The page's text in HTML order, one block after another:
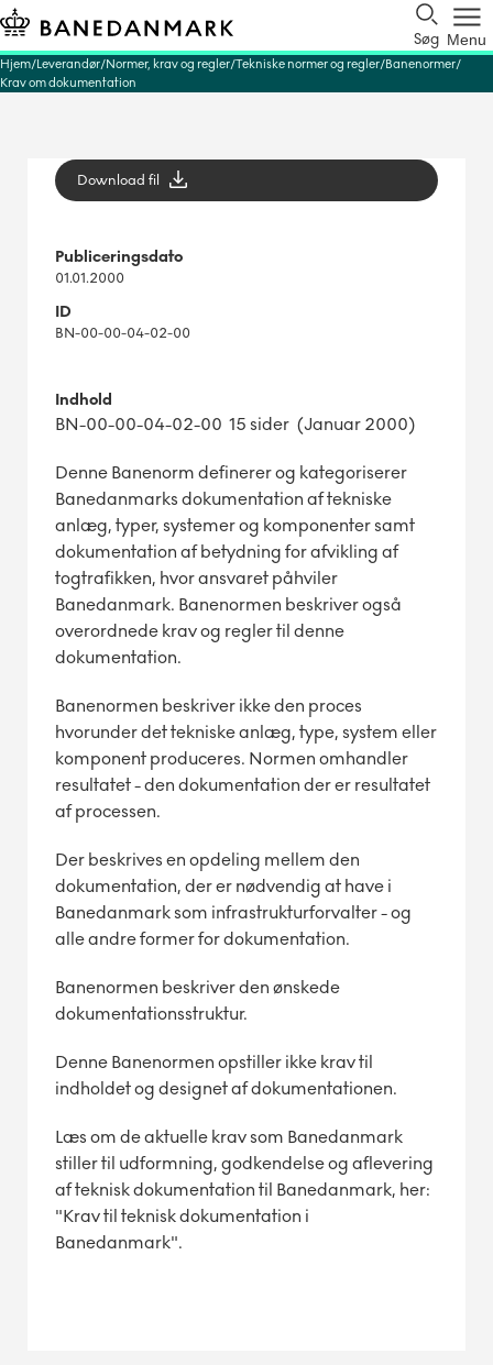
Søg Menu
Hjem Leverandør Normer, krav og regler Tekniske normer og regler Banenormer
Krav om dokumentation
Download fil
Publiceringsdato
01.01.2000
ID
BN-00-00-04-02-00
Indhold
BN-00-00-04-02-00 15 sider (Januar 2000)
Denne Banenorm definerer og kategoriserer
Banedanmarks dokumentation af tekniske
anlæg, typer, systemer og komponenter samt
dokumentation af betydning for afvikling af
togtrafikken, hvor ansvaret påhviler
Banedanmark. Banenormen beskriver også
overordnede krav og regler til denne
dokumentation.
Banenormen beskriver ikke den proces
hvorunder det tekniske anlæg, type, system eller
komponent produceres. Normen omhandler
resultatet - den dokumentation der er resultatet
af processen.
Der beskrives en opdeling mellem den
dokumentation, der er nødvendig at have i
Banedanmark som infrastrukturforvalter - og
alle andre former for dokumentation.
Banenormen beskriver den ønskede
dokumentationsstruktur.
Denne Banenormen opstiller ikke krav til
indholdet og designet af dokumentationen.
Læs om de aktuelle krav som Banedanmark
stiller til udformning, godkendelse og aflevering
af teknisk dokumentation til Banedanmark, her:
"Krav til teknisk dokumentation i
Banedanmark".